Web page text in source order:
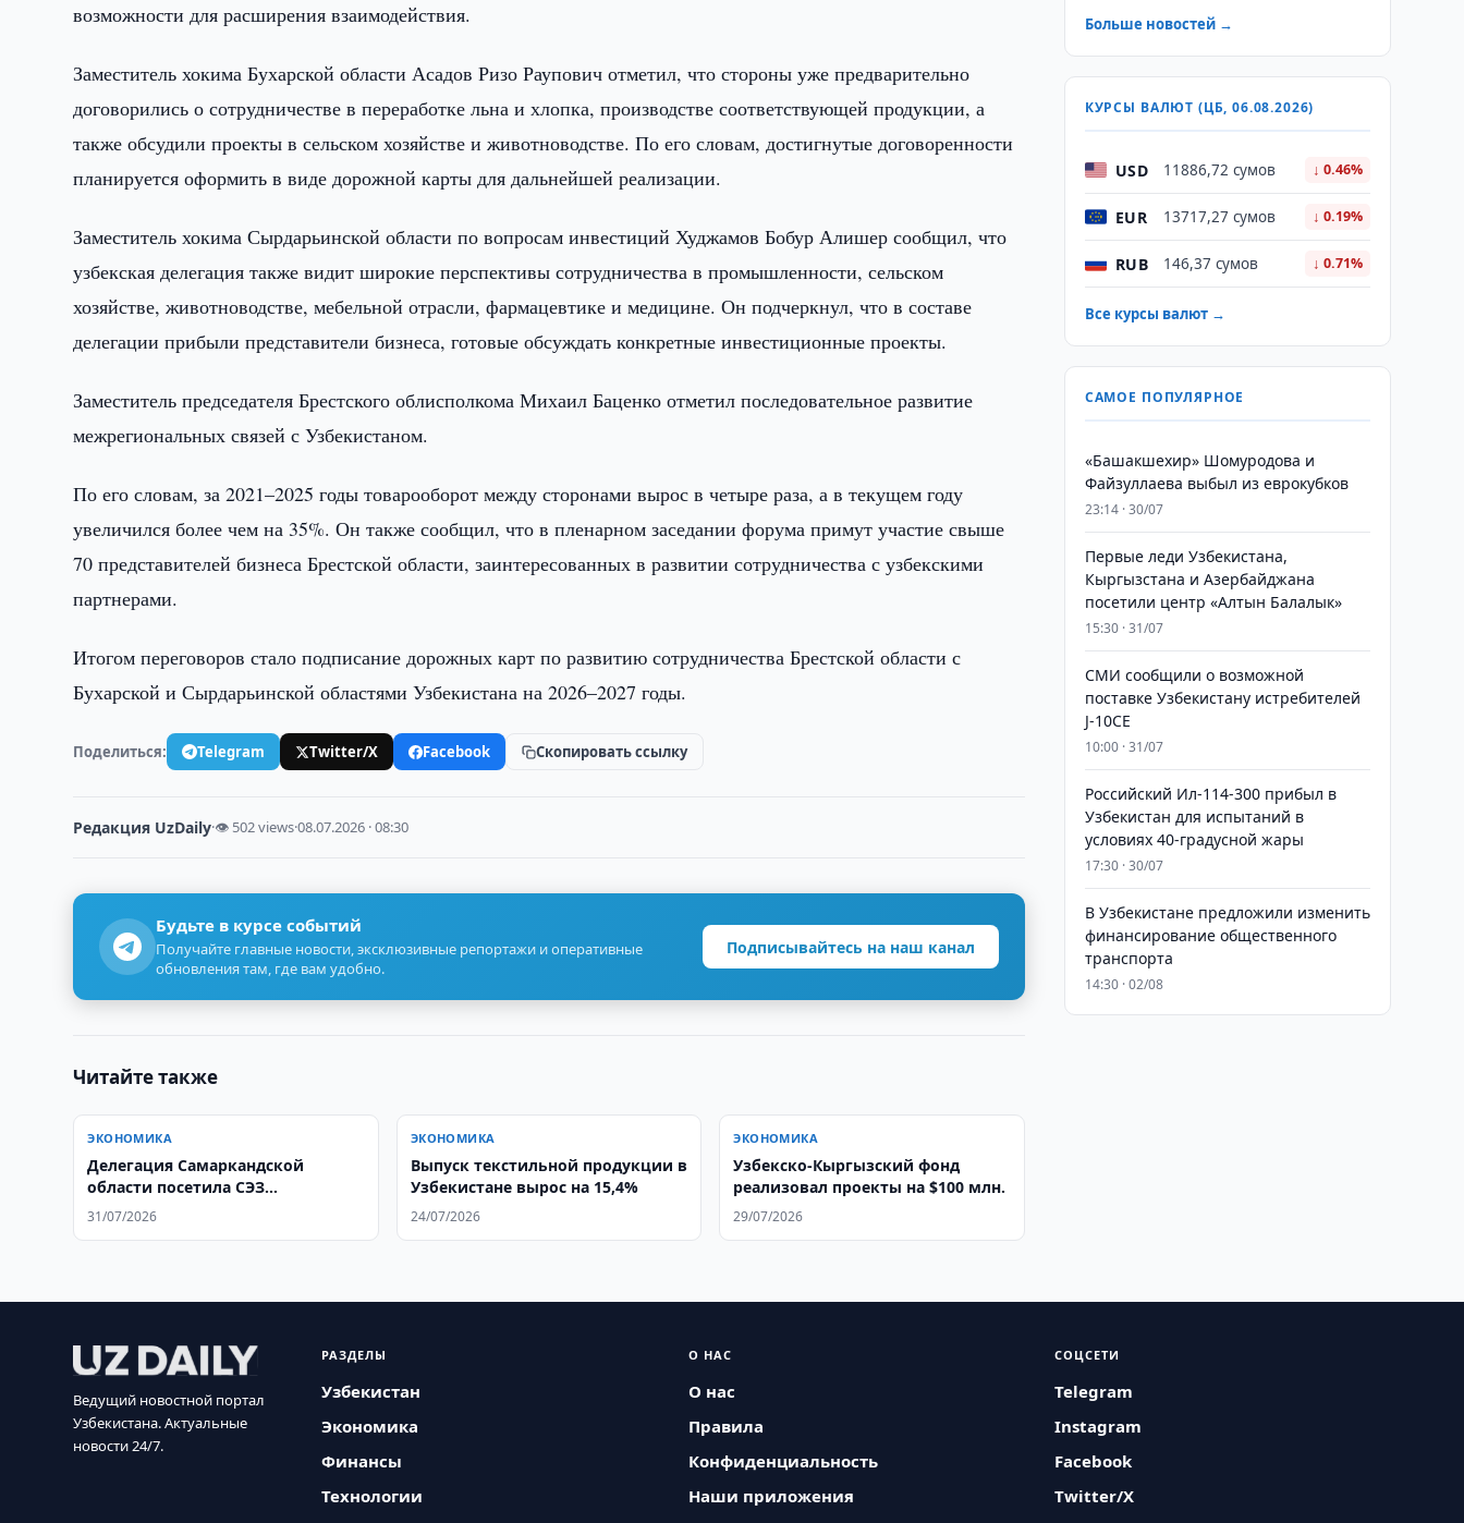
возможности для расширения взаимодействия.
Заместитель хокима Бухарской области Асадов Ризо Раупович отметил, что стороны уже предварительно
договорились о сотрудничестве в переработке льна и хлопка, производстве соответствующей продукции, а
также обсудили проекты в сельском хозяйстве и животноводстве. По его словам, достигнутые договоренности
планируется оформить в виде дорожной карты для дальнейшей реализации.
Заместитель хокима Сырдарьинской области по вопросам инвестиций Худжамов Бобур Алишер сообщил, что
узбекская делегация также видит широкие перспективы сотрудничества в промышленности, сельском
хозяйстве, животноводстве, мебельной отрасли, фармацевтике и медицине. Он подчеркнул, что в составе
делегации прибыли представители бизнеса, готовые обсуждать конкретные инвестиционные проекты.
Заместитель председателя Брестского облисполкома Михаил Баценко отметил последовательное развитие
межрегиональных связей с Узбекистаном.
По его словам, за 2021–2025 годы товарооборот между сторонами вырос в четыре раза, а в текущем году
увеличился более чем на 35%. Он также сообщил, что в пленарном заседании форума примут участие свыше
70 представителей бизнеса Брестской области, заинтересованных в развитии сотрудничества с узбекскими
партнерами.
Итогом переговоров стало подписание дорожных карт по развитию сотрудничества Брестской области с
Бухарской и Сырдарьинской областями Узбекистана на 2026–2027 годы.
Поделиться: Telegram Twitter/X Facebook Скопировать ссылку
Редакция UzDaily·👁 502 views·08.07.2026 · 08:30
Будьте в курсе событий
Получайте главные новости, эксклюзивные репортажи и оперативные
обновления там, где вам удобно.
Подписывайтесь на наш канал
Читайте также
ЭКОНОМИКА
Делегация Самаркандской
области посетила СЭЗ
«Гродноинвест»
31/07/2026
ЭКОНОМИКА
Выпуск текстильной продукции в
Узбекистане вырос на 15,4%
24/07/2026
ЭКОНОМИКА
Узбекско-Кыргызский фонд
реализовал проекты на $100 млн.
29/07/2026
Больше новостей →
КУРСЫ ВАЛЮТ (ЦБ, 06.08.2026)
USD 11886,72 сумов ↓ 0.46%
EUR 13717,27 сумов ↓ 0.19%
RUB 146,37 сумов ↓ 0.71%
Все курсы валют →
САМОЕ ПОПУЛЯРНОЕ
«Башакшехир» Шомуродова и
Файзуллаева выбыл из еврокубков
23:14 · 30/07
Первые леди Узбекистана,
Кыргызстана и Азербайджана
посетили центр «Алтын Балалык»
15:30 · 31/07
СМИ сообщили о возможной
поставке Узбекистану истребителей
J-10CE
10:00 · 31/07
Российский Ил-114-300 прибыл в
Узбекистан для испытаний в
условиях 40-градусной жары
17:30 · 30/07
В Узбекистане предложили изменить
финансирование общественного
транспорта
14:30 · 02/08
Ведущий новостной портал
Узбекистана. Актуальные
новости 24/7.
РАЗДЕЛЫ
Узбекистан
Экономика
Финансы
Технологии
О НАС
О нас
Правила
Конфиденциальность
Наши приложения
СОЦСЕТИ
Telegram
Instagram
Facebook
Twitter/X